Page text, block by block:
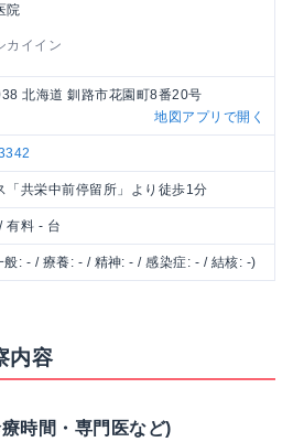
院
カイイン
北海道 釧路市花園町8番20号
地図アプリで開く
「共栄中前停留所」より徒歩1分
有料 - 台
般: - / 療養: - / 精神: - / 感染症: - / 結核: -)
内容
時間・専門医など)